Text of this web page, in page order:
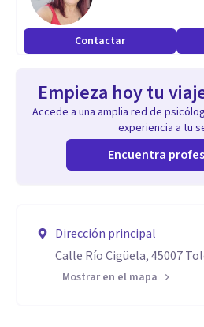
Contactar
Empieza hoy tu
Accede a una amplia red de
experiencia a tu
Encuentra
Dirección principal
Calle Río Cigüela, 45007
Mostrar en el mapa